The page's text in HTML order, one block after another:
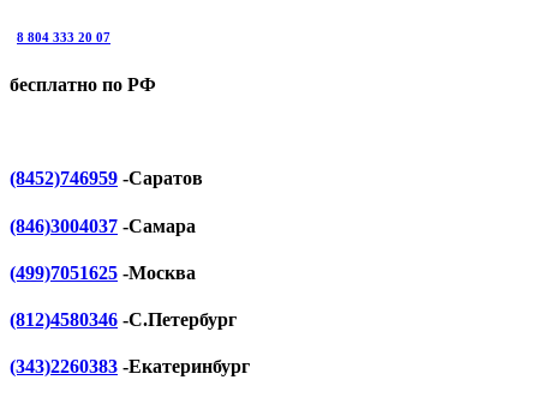
8 804 333 20 07
бесплатно по РФ
(8452)746959 -Саратов
(846)3004037 -Самара
(499)7051625 -Москва
(812)4580346 -С.Петербург
(343)2260383 -Екатеринбург